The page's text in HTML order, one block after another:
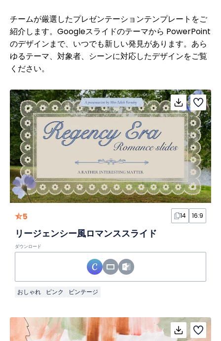
チームが厳選したプレゼンテーションテンプレートをご
紹介します。Googleスライドのテーマから PowerPoint
のデザインまで、いつでも新しい発見があります。あら
ゆるテーマ、対象者、シーンに対応したデザインをご覧
ください。
5 14 16:9
リージェンシー風ロマンススライド
ダウンロード
おしゃれ ピンク ビンテージ